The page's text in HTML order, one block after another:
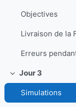
Objectives
Livraison de la
Erreurs
Collapse
Jour 3
Simulations